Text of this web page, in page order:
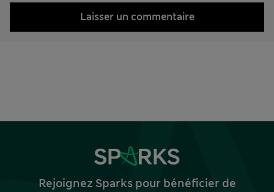
Laisser un commentaire
Rejoignez Sparks pour bénéficier de